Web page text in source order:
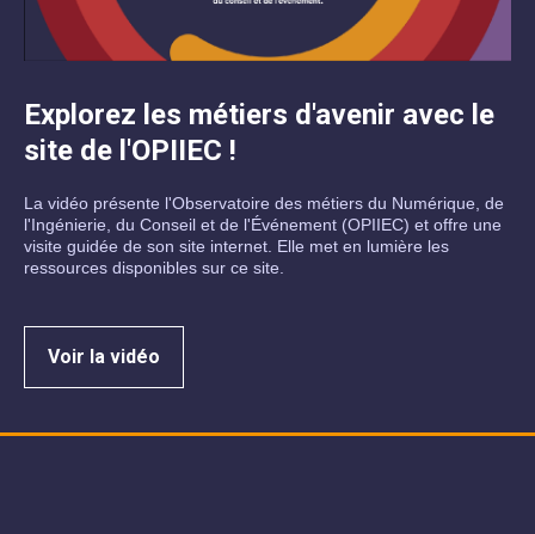
Explorez les métiers d'avenir avec le
site de l'OPIIEC !
La vidéo présente l'Observatoire des métiers du Numérique, de
l'Ingénierie, du Conseil et de l'Événement (OPIIEC) et offre une
visite guidée de son site internet. Elle met en lumière les
ressources disponibles sur ce site.
Voir la vidéo